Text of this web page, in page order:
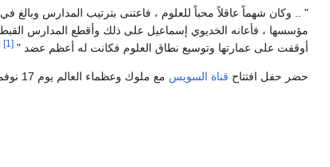
" .. وكان شهماً عاقلاً محباً للعلوم ، فاعتنى بترتيب المدارس وبالغ
مؤسسها ، فأعانه الخديوي إسماعيل على ذلك وأقطع المدارس
أوقفت على عمارتها وتوسيع نطاق العلوم فكانت له أعظم عضد " [1]
حضر حفل افتتاح قناة السويس مع ملوك وعظماء العالم يوم 17 نوفمبر 1869.